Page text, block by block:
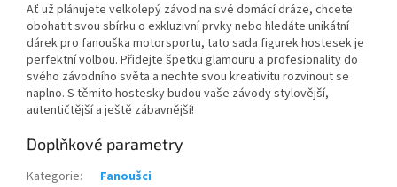
Ať už plánujete velkolepý závod na své domácí dráze, chcete
obohatit svou sbírku o exkluzivní prvky nebo hledáte unikátní
dárek pro fanouška motorsportu, tato sada figurek hostesek je
perfektní volbou. Přidejte špetku glamouru a profesionality do
svého závodního světa a nechte svou kreativitu rozvinout se
naplno. S těmito hostesky budou vaše závody stylovější,
autentičtější a ještě zábavnější!
Doplňkové parametry
Kategorie:
Fanoušci